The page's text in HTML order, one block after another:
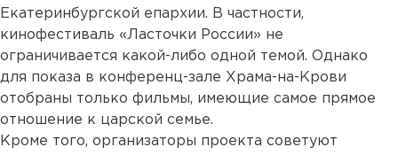
Екатеринбургской епархии. В частности,
кинофестиваль «Ласточки России» не
ограничивается какой-либо одной темой. Однако
для показа в конференц-зале Храма-на-Крови
отобраны только фильмы, имеющие самое прямое
отношение к царской семье.
Кроме того, организаторы проекта советуют